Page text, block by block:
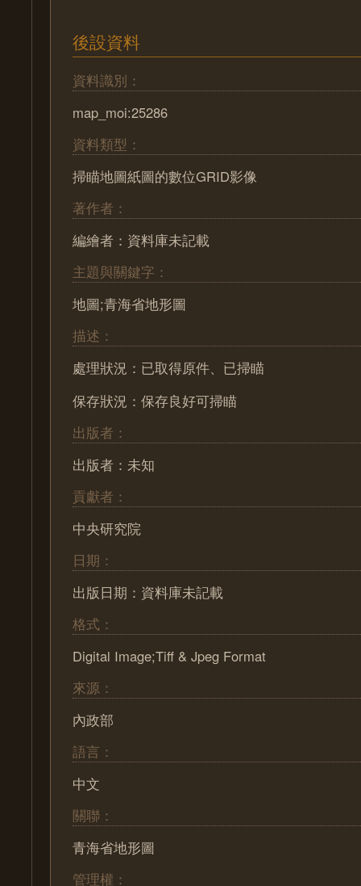
後設資料
資料識別：
map_moi:25286
資料類型：
掃瞄地圖紙圖的數位GRID影像
著作者：
編繪者：資料庫未記載
主題與關鍵字：
地圖;青海省地形圖
描述：
處理狀況：已取得原件、已掃瞄
保存狀況：保存良好可掃瞄
出版者：
出版者：未知
貢獻者：
中央研究院
日期：
出版日期：資料庫未記載
格式：
Digital Image;Tiff & Jpeg Format
來源：
內政部
語言：
中文
關聯：
青海省地形圖
管理權：